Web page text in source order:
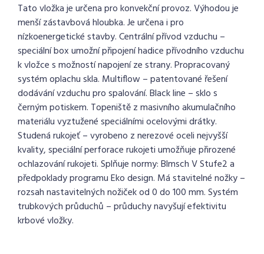
Tato vložka je určena pro konvekční provoz. Výhodou je
menší zástavbová hloubka. Je určena i pro
nízkoenergetické stavby. Centrální přívod vzduchu –
speciální box umožní připojení hadice přívodního vzduchu
k vložce s možností napojení ze strany. Propracovaný
systém oplachu skla. Multiflow – patentované řešení
dodávání vzduchu pro spalování. Black line – sklo s
černým potiskem. Topeniště z masivního akumulačního
materiálu vyztužené speciálními ocelovými drátky.
Studená rukojeť – vyrobeno z nerezové oceli nejvyšší
kvality, speciální perforace rukojeti umožňuje přirozené
ochlazování rukojeti. Splňuje normy: Blmsch V Stufe2 a
předpoklady programu Eko design. Má stavitelné nožky –
rozsah nastavitelných nožiček od 0 do 100 mm. Systém
trubkových průduchů – průduchy navyšují efektivitu
krbové vložky.